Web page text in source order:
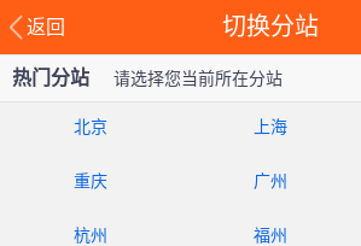
返回 切换分站
热门分站 请选择您当前所在分站
北京 上海
重庆 广州
杭州 福州